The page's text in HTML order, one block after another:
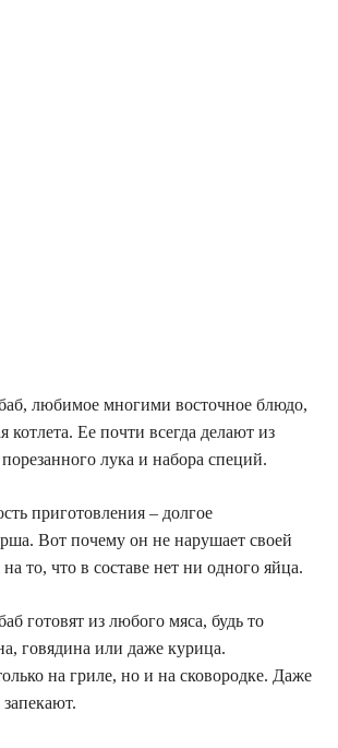
любимое многими восточное блюдо,
котлета. Ее почти всегда делают из
лука и набора специй.
приготовления – долгое
Вот почему он не нарушает своей
то, что в составе нет ни одного яйца.
готовят из любого мяса, будь то
говядина или даже курица.
на гриле, но и на сковородке. Даже